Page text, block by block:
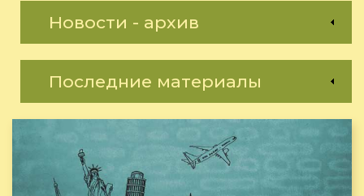
Новости - архив
Последние материалы